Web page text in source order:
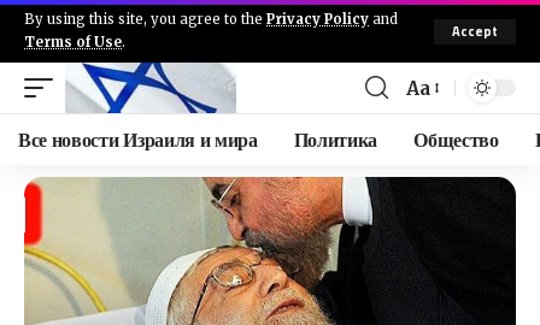
By using this site, you agree to the Privacy Policy and
Terms of Use.
Accept
Aa
Все новости Израиля и мира Политика Общество